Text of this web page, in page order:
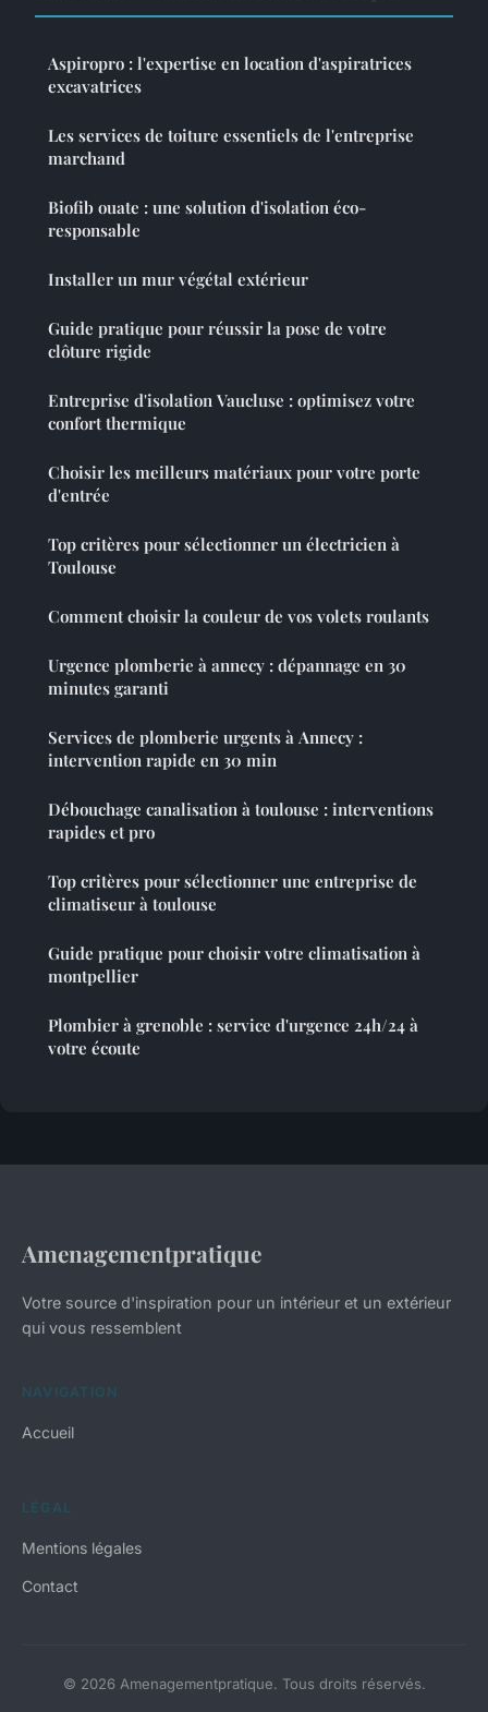
Aspiropro : l'expertise en location d'aspiratrices
excavatrices
Les services de toiture essentiels de l'entreprise
marchand
Biofib ouate : une solution d'isolation éco-
responsable
Installer un mur végétal extérieur
Guide pratique pour réussir la pose de votre
clôture rigide
Entreprise d'isolation Vaucluse : optimisez votre
confort thermique
Choisir les meilleurs matériaux pour votre porte
d'entrée
Top critères pour sélectionner un électricien à
Toulouse
Comment choisir la couleur de vos volets roulants
Urgence plomberie à annecy : dépannage en 30
minutes garanti
Services de plomberie urgents à Annecy :
intervention rapide en 30 min
Débouchage canalisation à toulouse : interventions
rapides et pro
Top critères pour sélectionner une entreprise de
climatiseur à toulouse
Guide pratique pour choisir votre climatisation à
montpellier
Plombier à grenoble : service d'urgence 24h/24 à
votre écoute
Amenagementpratique
Votre source d'inspiration pour un intérieur et un extérieur
qui vous ressemblent
NAVIGATION
Accueil
LÉGAL
Mentions légales
Contact
© 2026 Amenagementpratique. Tous droits réservés.